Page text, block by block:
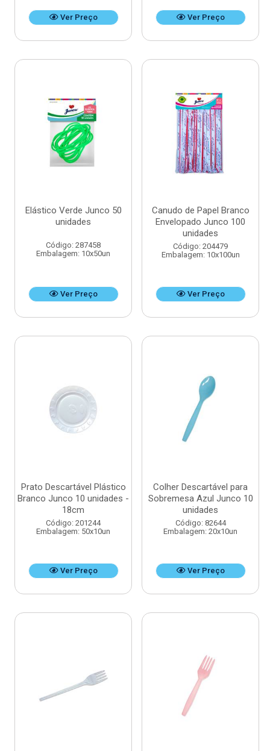
Ver Preço Ver Preço
Elástico Verde Junco 50
unidades
Código: 287458
Embalagem: 10x50un
Ver Preço
Canudo de Papel Branco
Envelopado Junco 100
unidades
Código: 204479
Embalagem: 10x100un
Ver Preço
Prato Descartável Plástico
Branco Junco 10 unidades -
18cm
Código: 201244
Embalagem: 50x10un
Ver Preço
Colher Descartável para
Sobremesa Azul Junco 10
unidades
Código: 82644
Embalagem: 20x10un
Ver Preço